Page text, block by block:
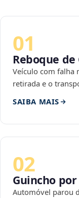
01
Reboque
Veículo com falha
retirada e o
SAIBA MAIS
02
Guincho
Automóvel parou